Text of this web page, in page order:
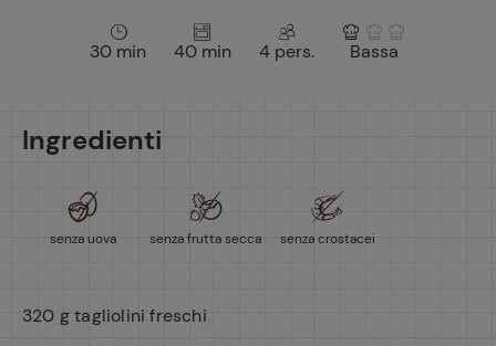
30 min 40 min 4 pers. Bassa
Ingredienti
senza uova senza frutta secca senza crostacei
320 g tagliolini freschi